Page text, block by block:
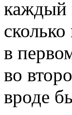
каждый
в
во
вроде